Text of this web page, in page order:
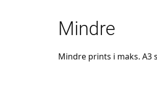
Mindre
Mindre prints i maks.